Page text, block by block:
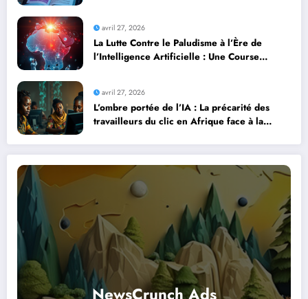
avril 27, 2026
La Lutte Contre le Paludisme à l’Ère de
l’Intelligence Artificielle : Une Course
avril 27, 2026
L’ombre portée de l’IA : La précarité des
travailleurs du clic en Afrique face à la
NewsCrunch Ads